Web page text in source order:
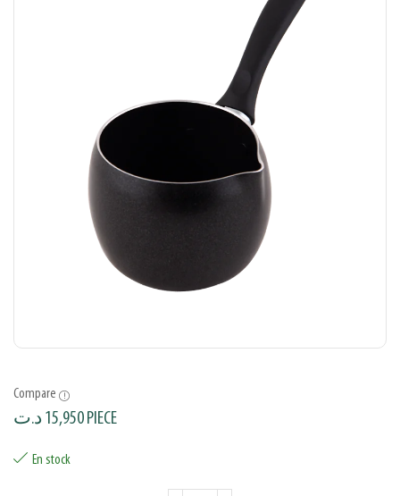
Compare
15,950د.ت PIECE
En stock